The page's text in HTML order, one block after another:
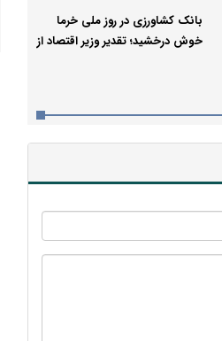
بانک کشاورزی در روز ملی خرما
خوش درخشید؛ تقدیر وزیر اقتصاد از